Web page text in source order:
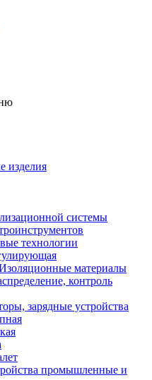
изделия
системы
технологии
материалы
контроль
зарядные устройства
промышленные и